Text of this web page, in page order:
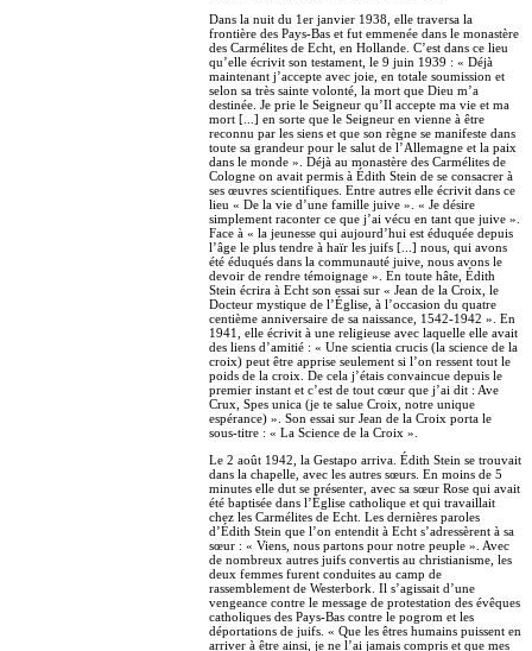
Dans la nuit du 1er janvier 1938, elle traversa la
frontière des Pays-Bas et fut emmenée dans le monastère
des Carmélites de Echt, en Hollande. C’est dans ce lieu
qu’elle écrivit son testament, le 9 juin 1939 : « Déjà
maintenant j’accepte avec joie, en totale soumission et
selon sa très sainte volonté, la mort que Dieu m’a
destinée. Je prie le Seigneur qu’Il accepte ma vie et ma
mort [...] en sorte que le Seigneur en vienne à être
reconnu par les siens et que son règne se manifeste dans
toute sa grandeur pour le salut de l’Allemagne et la paix
dans le monde ». Déjà au monastère des Carmélites de
Cologne on avait permis à Édith Stein de se consacrer à
ses œuvres scientifiques. Entre autres elle écrivit dans ce
lieu « De la vie d’une famille juive ». « Je désire
simplement raconter ce que j’ai vécu en tant que juive ».
Face à « la jeunesse qui aujourd’hui est éduquée depuis
l’âge le plus tendre à haïr les juifs [...] nous, qui avons
été éduqués dans la communauté juive, nous avons le
devoir de rendre témoignage ». En toute hâte, Édith
Stein écrira à Echt son essai sur « Jean de la Croix, le
Docteur mystique de l’Église, à l’occasion du quatre
centième anniversaire de sa naissance, 1542-1942 ». En
1941, elle écrivit à une religieuse avec laquelle elle avait
des liens d’amitié : « Une scientia crucis (la science de la
croix) peut être apprise seulement si l’on ressent tout le
poids de la croix. De cela j’étais convaincue depuis le
premier instant et c’est de tout cœur que j’ai dit : Ave
Crux, Spes unica (je te salue Croix, notre unique
espérance) ». Son essai sur Jean de la Croix porta le
sous-titre : « La Science de la Croix ».
Le 2 août 1942, la Gestapo arriva. Édith Stein se trouvait
dans la chapelle, avec les autres sœurs. En moins de 5
minutes elle dut se présenter, avec sa sœur Rose qui avait
été baptisée dans l’Église catholique et qui travaillait
chez les Carmélites de Echt. Les dernières paroles
d’Édith Stein que l’on entendit à Echt s’adressèrent à sa
sœur : « Viens, nous partons pour notre peuple ». Avec
de nombreux autres juifs convertis au christianisme, les
deux femmes furent conduites au camp de
rassemblement de Westerbork. Il s’agissait d’une
vengeance contre le message de protestation des évêques
catholiques des Pays-Bas contre le pogrom et les
déportations de juifs. « Que les êtres humains puissent en
arriver à être ainsi, je ne l’ai jamais compris et que mes